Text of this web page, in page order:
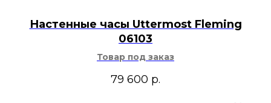
Настенные часы Uttermost Fleming
06103
Товар под заказ
79 600 р.